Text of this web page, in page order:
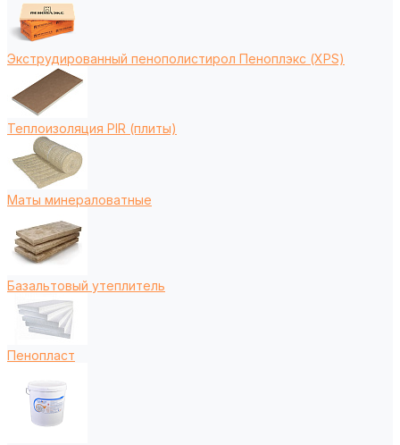
Экструдированный пенополистирол Пеноплэкс (XPS)
Теплоизоляция PIR (плиты)
Маты минераловатные
Базальтовый утеплитель
Пенопласт